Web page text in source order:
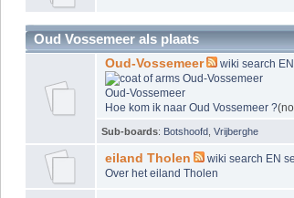
Oud Vossemeer als plaats
Oud-Vossemeer wiki search EN
Oud-Vossemeer
Hoe kom ik naar Oud Vossemeer ?
Sub-boards: Botshoofd Vrijberghe
eiland Tholen wiki search EN
Over het eiland Tholen